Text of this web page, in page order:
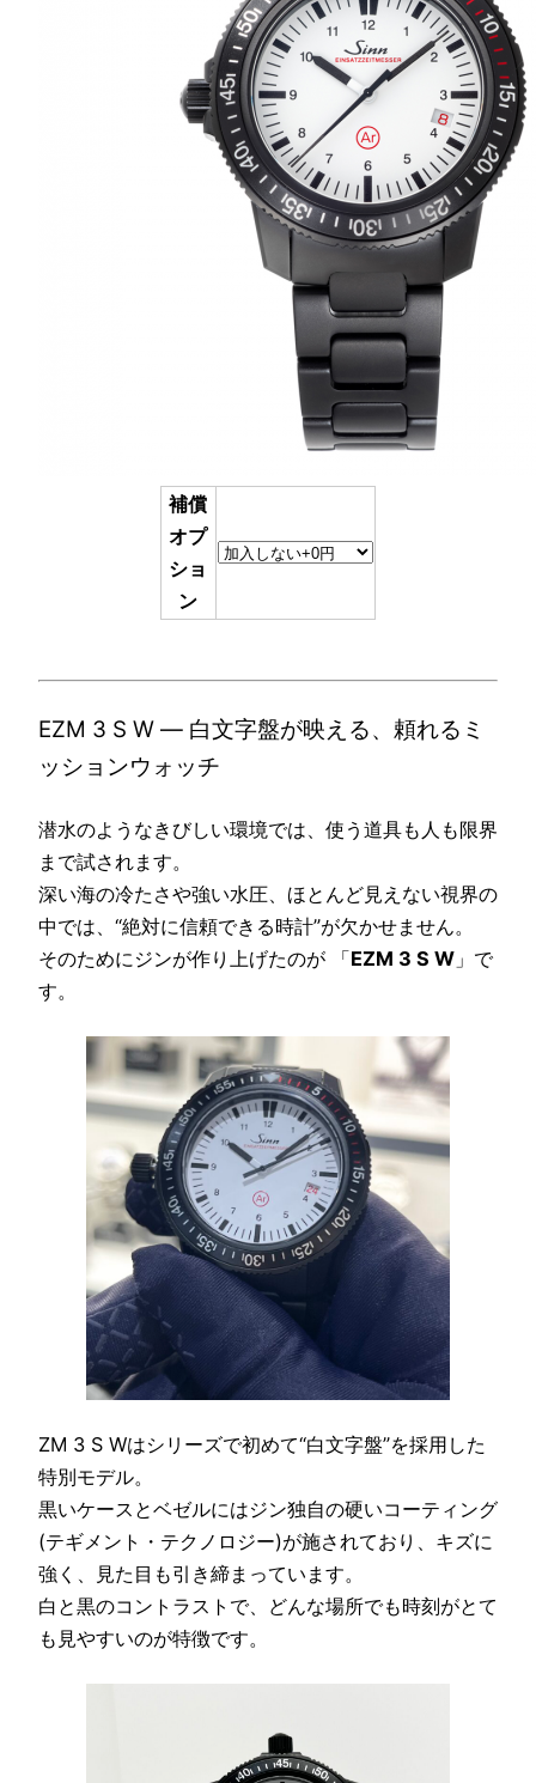
補償
オプ
ショ
ン
EZM 3 S W ― 白文字盤が映える、頼れるミ
ッションウォッチ
潜水のようなきびしい環境では、使う道具も人も限界
まで試されます。
深い海の冷たさや強い水圧、ほとんど見えない視界の
中では、“絶対に信頼できる時計”が欠かせません。
そのためにジンが作り上げたのが 「EZM 3 S W 」で
す。
ZM 3 S Wはシリーズで初めて“白文字盤”を採用した
特別モデル。
黒いケースとベゼルにはジン独自の硬いコーティング
(テギメント・テクノロジー)が施されており、キズに
強く、見た目も引き締まっています。
白と黒のコントラストで、どんな場所でも時刻がとて
も見やすいのが特徴です。